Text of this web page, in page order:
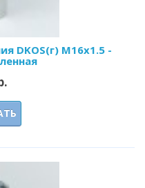
DKOS(г) M16x1.5 -